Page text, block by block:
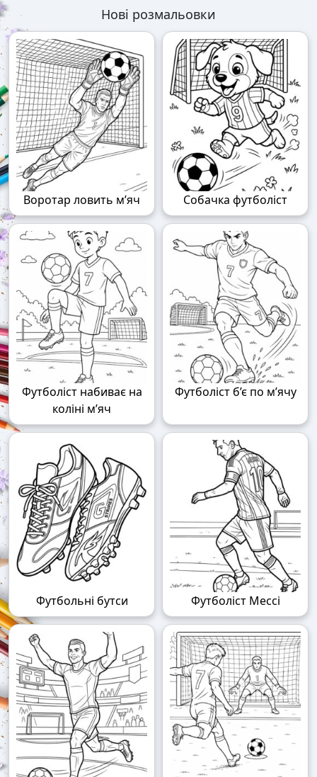
Нові розмальовки
Воротар ловить м’яч Собачка футболіст
Футболіст набиває на
коліні м’яч
Футболіст б’є по м’ячу
Футбольні бутси Футболіст Мессі